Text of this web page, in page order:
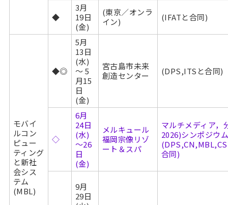
◆
3月
19日
(金)
(東京／オンラ
イン)
(IFATと合同)
モバイ
ルコン
ピュー
ティング
と新社
会シス
テム
(MBL)
◆◎
5月
13日
(水)
～ 5
月15
日
(金)
宮古島市未来
創造センター
(DPS,ITSと合同)
◇
6月
24日
(水)
～26
日
(金)
メルキュール
福岡宗像リゾ
ート＆スパ
マルチメディア，
2026)シンポジウ
合同)
9月
29日